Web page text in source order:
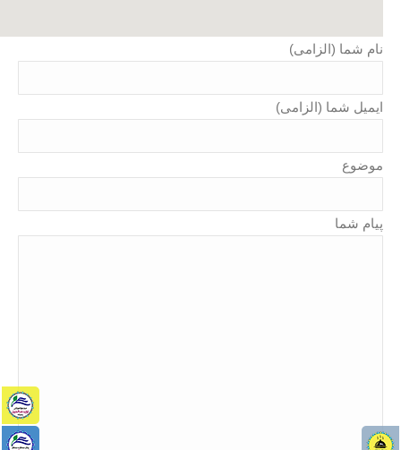
semantic wordpress themes
نام شما (الزامی)
ایمیل شما (الزامی)
موضوع
پیام شما